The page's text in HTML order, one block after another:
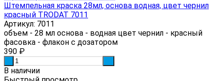
Штемпельная краска 28мл, основа водная, цвет чернил
красный TRODAT 7011
Артикул: 7011
объем - 28 мл основа - водная цвет чернил - красный
фасовка - флакон с дозатором
390 ₽
В наличии